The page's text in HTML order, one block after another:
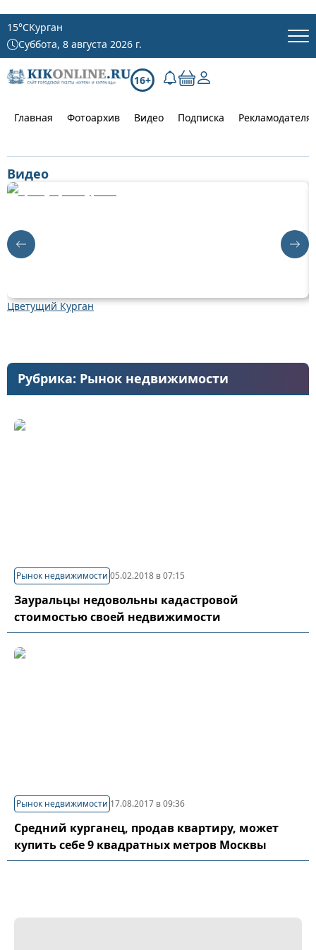
15°CКурган
Суббота, 8 августа 2026 г.
16+
Главная Фотоархив Видео Подписка
Видео
Цветущий Курган
Рубрика: Рынок недвижимости
Рынок недвижимости 05.02.2018 в 07:15
Зауральцы недовольны кадастровой
стоимостью своей недвижимости
Рынок недвижимости 17.08.2017 в 09:36
Средний курганец, продав квартиру, может
купить себе 9 квадратных метров Москвы